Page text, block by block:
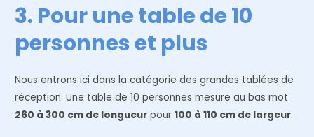
3. Pour une table de 10
personnes et plus
Nous entrons ici dans la catégorie des grandes tablées de
réception. Une table de 10 personnes mesure au bas mot
260 à 300 cm de longueur pour100 à 110 cm de largeur.